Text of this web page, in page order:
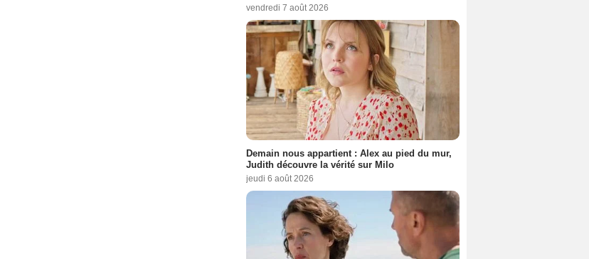
vendredi 7 août 2026
Demain nous appartient : Alex au pied du mur,
Judith découvre la vérité sur Milo
jeudi 6 août 2026